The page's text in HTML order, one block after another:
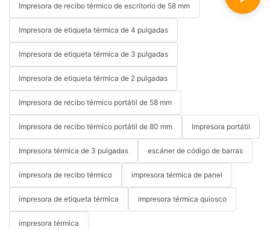
Impresora de recibo térmico de escritorio de 58 mm
Impresora de etiqueta térmica de 4 pulgadas
Impresora de etiqueta térmica de 3 pulgadas
Impresora de etiqueta térmica de 2 pulgadas
Impresora de recibo térmico portátil de 58 mm
Impresora de recibo térmico portátil de 80 mm Impresora portátil
Impresora térmica de 3 pulgadas escáner de código de barras
impresora de recibo térmico impresora térmica de panel
impresora de etiqueta térmica impresora térmica quiosco
impresora térmica